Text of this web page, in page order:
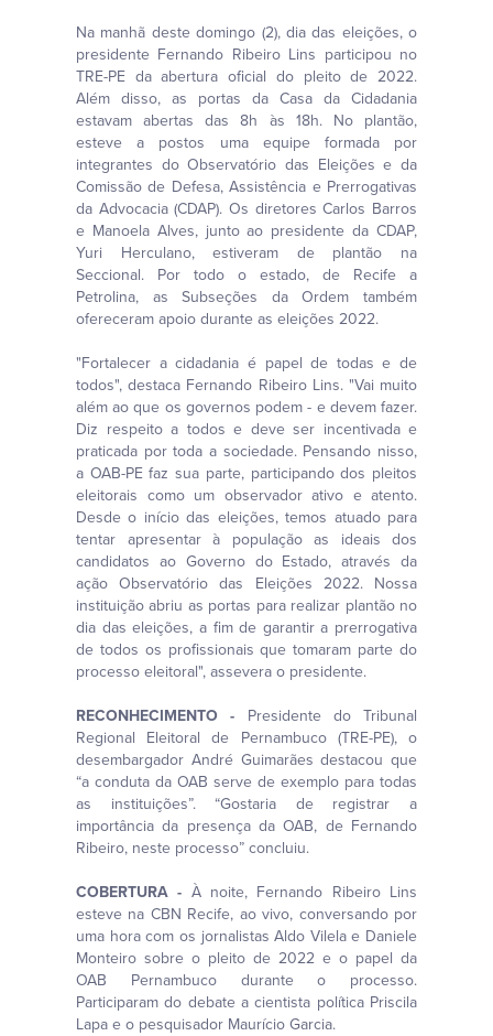
Na manhã deste domingo (2), dia das eleições, o
presidente Fernando Ribeiro Lins participou no
TRE-PE da abertura oficial do pleito de 2022.
Além disso, as portas da Casa da Cidadania
estavam abertas das 8h às 18h. No plantão,
esteve a postos uma equipe formada por
integrantes do Observatório das Eleições e da
Comissão de Defesa, Assistência e Prerrogativas
da Advocacia (CDAP). Os diretores Carlos Barros
e Manoela Alves, junto ao presidente da CDAP,
Yuri Herculano, estiveram de plantão na
Seccional. Por todo o estado, de Recife a
Petrolina, as Subseções da Ordem também
ofereceram apoio durante as eleições 2022.
"Fortalecer a cidadania é papel de todas e de
todos", destaca Fernando Ribeiro Lins. "Vai muito
além ao que os governos podem - e devem fazer.
Diz respeito a todos e deve ser incentivada e
praticada por toda a sociedade. Pensando nisso,
a OAB-PE faz sua parte, participando dos pleitos
eleitorais como um observador ativo e atento.
Desde o início das eleições, temos atuado para
tentar apresentar à população as ideais dos
candidatos ao Governo do Estado, através da
ação Observatório das Eleições 2022. Nossa
instituição abriu as portas para realizar plantão no
dia das eleições, a fim de garantir a prerrogativa
de todos os profissionais que tomaram parte do
processo eleitoral", assevera o presidente.
RECONHECIMENTO - Presidente do Tribunal
Regional Eleitoral de Pernambuco (TRE-PE), o
desembargador André Guimarães destacou que
“a conduta da OAB serve de exemplo para todas
as instituições”. “Gostaria de registrar a
importância da presença da OAB, de Fernando
Ribeiro, neste processo” concluiu.
COBERTURA - À noite, Fernando Ribeiro Lins
esteve na CBN Recife, ao vivo, conversando por
uma hora com os jornalistas Aldo Vilela e Daniele
Monteiro sobre o pleito de 2022 e o papel da
OAB Pernambuco durante o processo.
Participaram do debate a cientista política Priscila
Lapa e o pesquisador Maurício Garcia.